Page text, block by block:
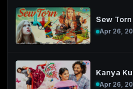
Sew
Apr 26,
Kanya
Apr 26,